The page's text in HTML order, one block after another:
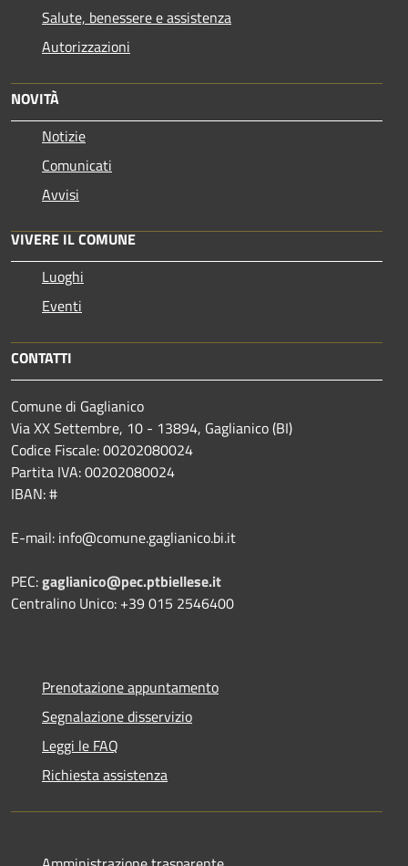
Salute, benessere e assistenza
Autorizzazioni
NOVITÀ
Notizie
Comunicati
Avvisi
VIVERE IL COMUNE
Luoghi
Eventi
CONTATTI
Comune di Gaglianico
Via XX Settembre, 10 - 13894, Gaglianico (BI)
Codice Fiscale: 00202080024
Partita IVA: 00202080024
IBAN: #
E-mail: info@comune.gaglianico.bi.it
PEC:gaglianico@pec.ptbiellese.it
Centralino Unico: +39 015 2546400
Prenotazione appuntamento
Segnalazione disservizio
Leggi le FAQ
Richiesta assistenza